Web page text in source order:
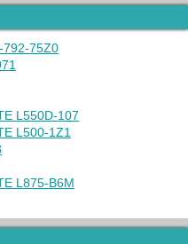
792-75Z0
L550D-107
L500-1Z1
L875-B6M